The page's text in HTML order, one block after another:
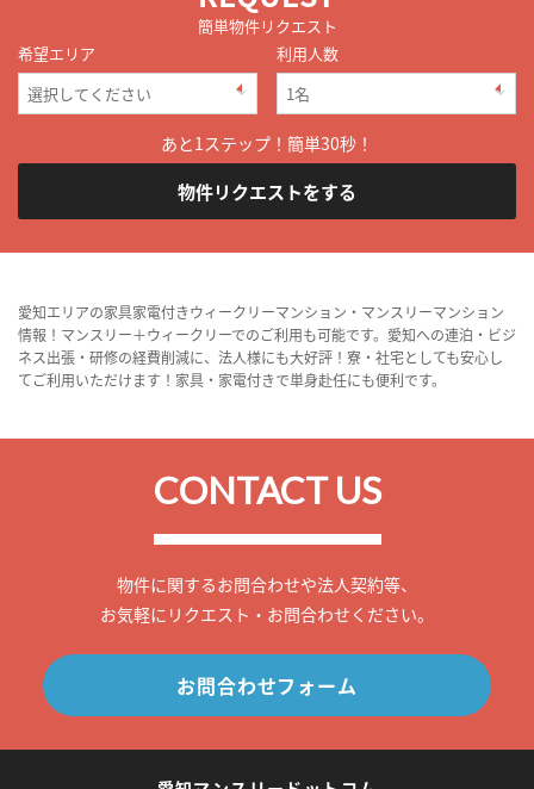
簡単物件リクエスト
希望エリア
利用人数
あと1ステップ！簡単30秒！
物件リクエストをする
愛知エリアの家具家電付きウィークリーマンション・マンスリーマンション
情報！マンスリー＋ウィークリーでのご利用も可能です。愛知への連泊・ビジ
ネス出張・研修の経費削減に、法人様にも大好評！寮・社宅としても安心し
てご利用いただけます！家具・家電付きで単身赴任にも便利です。
CONTACT US
物件に関するお問合わせや法人契約等、
お気軽にリクエスト・お問合わせください。
お問合わせフォーム